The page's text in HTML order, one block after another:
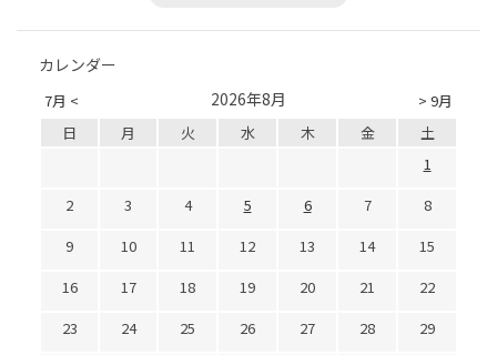
カレンダー
7月 < > 9月
2026年8月
日 月 火 水 木 金
土
1
2
3 4 5 6 7
8
9
10 11 12 13 14
15
16
17 18 19 20 21
22
23
24 25 26 27 28
29